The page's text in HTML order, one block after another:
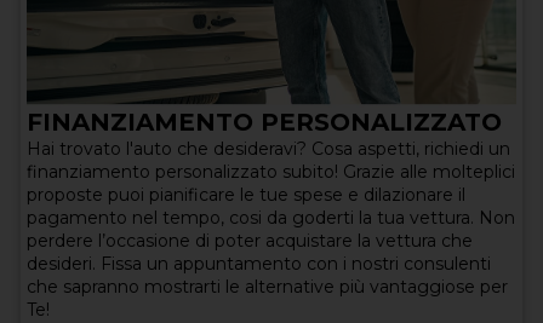
FINANZIAMENTO PERSONALIZZATO
Hai trovato l'auto che desideravi? Cosa aspetti, richiedi un
finanziamento personalizzato subito! Grazie alle molteplici
proposte puoi pianificare le tue spese e dilazionare il
pagamento nel tempo, cosi da goderti la tua vettura. Non
perdere l’occasione di poter acquistare la vettura che
desideri. Fissa un appuntamento con i nostri consulenti
che sapranno mostrarti le alternative più vantaggiose per
Te!